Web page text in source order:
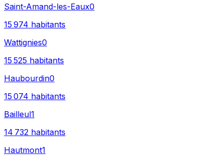
Saint-Amand-les-Eaux0
15 974 habitants
Wattignies0
15 525 habitants
Haubourdin0
15 074 habitants
Bailleul1
14 732 habitants
Hautmont1